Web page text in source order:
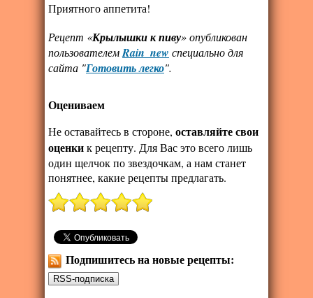
Приятного аппетита!
Рецепт «Крылышки к пиву» опубликован
пользователемRain_new специально для
сайта "Готовить легко".
Оцениваем
Не оставайтесь в стороне, оставляйте свои
оценкик рецепту. Для Вас это всего лишь
один щелчок по звездочкам, а нам станет
понятнее, какие рецепты предлагать.
Подпишитесь на новые рецепты: